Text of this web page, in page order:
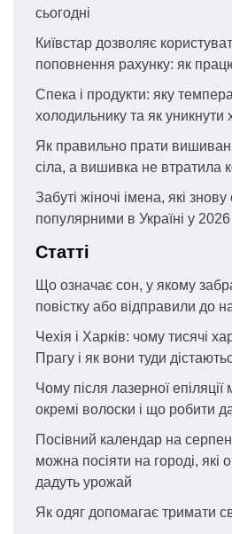
сьогодні
Київстар дозволяє
поповнення рахунку: як
Спека і продукти: яку
холодильнику та як уникнути
Як правильно прати
сіла, а вишивка не втратила
Забуті жіночі імена, які
популярними в Україні у 2026
Статті
Що означає сон, у якому
повістку або відправили до
Чехія і Харків: чому тисячі
Прагу і як вони туди
Чому після лазерної
окремі волоски і що робити
Посівний календар на
можна посіяти на городі, які
дадуть урожай
Як одяг допомагає тримати